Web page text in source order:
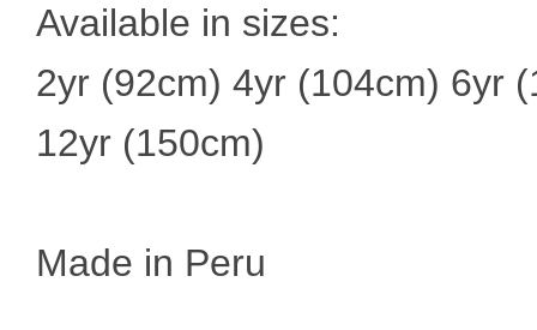
Available in sizes:
2yr (92cm) 4yr (104cm) 6yr
12yr (150cm)
Made in Peru